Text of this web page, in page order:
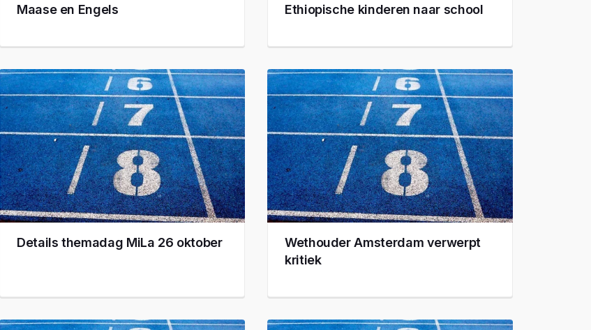
Maase en Engels
Ethiopische kinderen naar school
Details themadag MiLa 26 oktober
Wethouder Amsterdam verwerpt
kritiek